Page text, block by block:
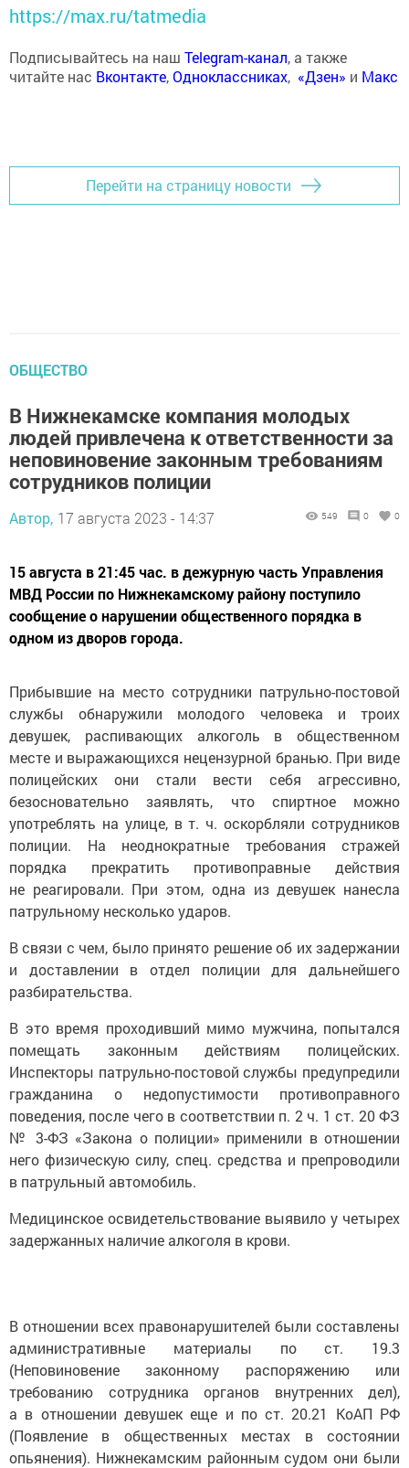
https://max.ru/tatmedia
Подписывайтесь на наш Telegram-канал, а также
читайте нас Вконтакте,Одноклассниках, «Дзен» и Макс
Перейти на страницу новости
ОБЩЕСТВО
В Нижнекамске компания молодых
людей привлечена к ответственности за
неповиновение законным требованиям
сотрудников полиции
Автор, 17 августа 2023 - 14:37 549 0 0
15 августа в 21:45 час. в дежурную часть Управления
МВД России по Нижнекамскому району поступило
сообщение о нарушении общественного порядка в
одном из дворов города.
Прибывшие на место сотрудники патрульно-постовой
службы обнаружили молодого человека и троих
девушек, распивающих алкоголь в общественном
месте и выражающихся нецензурной бранью. При виде
полицейских они стали вести себя агрессивно,
безосновательно заявлять, что спиртное можно
употреблять на улице, в т. ч. оскорбляли сотрудников
полиции. На неоднократные требования стражей
порядка прекратить противоправные действия
не реагировали. При этом, одна из девушек нанесла
патрульному несколько ударов.
В связи с чем, было принято решение об их задержании
и доставлении в отдел полиции для дальнейшего
разбирательства.
В это время проходивший мимо мужчина, попытался
помещать законным действиям полицейских.
Инспекторы патрульно-постовой службы предупредили
гражданина о недопустимости противоправного
поведения, после чего в соответствии п. 2 ч. 1 ст. 20 ФЗ
№ 3-ФЗ «Закона о полиции» применили в отношении
него физическую силу, спец. средства и препроводили
в патрульный автомобиль.
Медицинское освидетельствование выявило у четырех
задержанных наличие алкоголя в крови.
В отношении всех правонарушителей были составлены
административные материалы по ст. 19.3
(Неповиновение законному распоряжению или
требованию сотрудника органов внутренних дел),
а в отношении девушек еще и по ст. 20.21 КоАП РФ
(Появление в общественных местах в состоянии
опьянения). Нижнекамским районным судом они были